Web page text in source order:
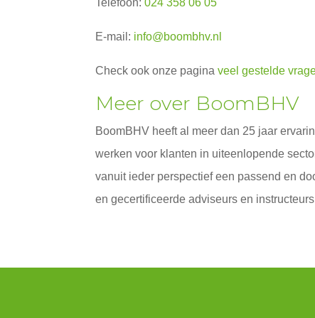
E-mail: info@boombhv.nl
Check ook onze paginaveel gestelde
Meer over BoomBHV
BoomBHV heeft al meer dan 25 jaar
werken voor klanten in uiteenlopende
vanuit ieder perspectief een passend en
en gecertificeerde adviseurs en